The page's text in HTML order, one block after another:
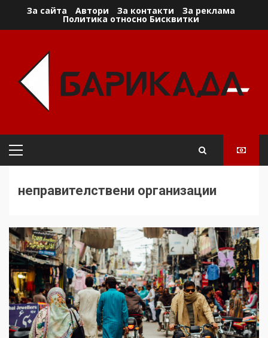
За сайта Автори За контакти За реклама
Политика относно Бисквитки
Primary
неправителствени организации